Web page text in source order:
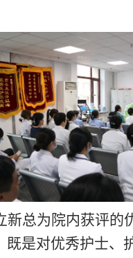
总为院内获评的
是对优秀护士、